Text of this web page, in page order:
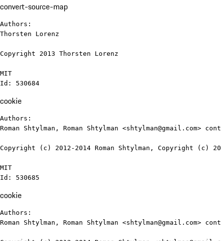
convert-source-map
Authors:
Thorsten Lorenz
Copyright 2013 Thorsten Lorenz
MIT
Id: 530684
cookie
Authors:
Roman Shtylman, Roman Shtylman <shtylman@gmail.com>
Copyright (c) 2012-2014 Roman Shtylman, Copyright (c)
MIT
Id: 530685
cookie
Authors:
Roman Shtylman, Roman Shtylman <shtylman@gmail.com>